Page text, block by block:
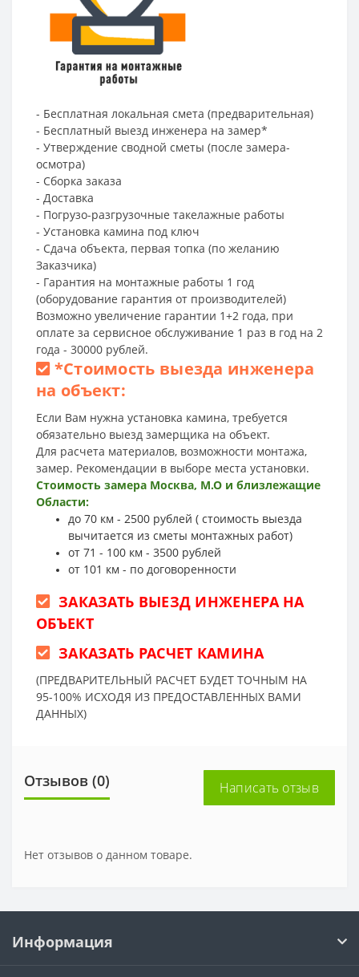
- Бесплатная локальная смета (предварительная)
- Бесплатный выезд инженера на замер*
- Утверждение сводной сметы (после замера-
осмотра)
- Сборка заказа
- Доставка
- Погрузо-разгрузочные такелажные работы
- Установка камина под ключ
- Сдача объекта, первая топка (по желанию
Заказчика)
- Гарантия на монтажные работы 1 год
(оборудование гарантия от производителей)
Возможно увеличение гарантии 1+2 года, при
оплате за сервисное обслуживание 1 раз в год на 2
года - 30000 рублей.
*Стоимость выезда инженера
на объект:
Если Вам нужна установка камина, требуется
обязательно выезд замерщика на объект.
Для расчета материалов, возможности монтажа,
замер. Рекомендации в выборе места установки.
Стоимость замера Москва, М.О и близлежащие
Области:
до 70 км - 2500 рублей ( стоимость выезда
вычитается из сметы монтажных работ)
от 71 - 100 км - 3500 рублей
от 101 км - по договоренности
ЗАКАЗАТЬ ВЫЕЗД ИНЖЕНЕРА НА
ОБЪЕКТ
ЗАКАЗАТЬ РАСЧЕТ КАМИНА
(ПРЕДВАРИТЕЛЬНЫЙ РАСЧЕТ БУДЕТ ТОЧНЫМ НА
95-100% ИСХОДЯ ИЗ ПРЕДОСТАВЛЕННЫХ ВАМИ
ДАННЫХ)
Отзывов (0) Написать отзыв
Нет отзывов о данном товаре.
Информация